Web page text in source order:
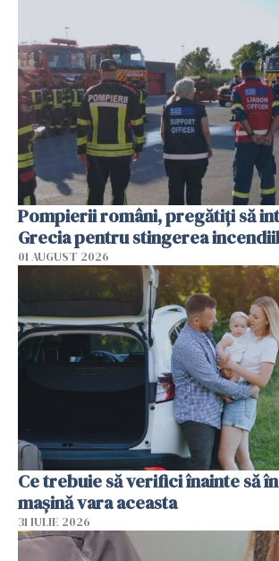
Pompierii români, pregătiţi să
Grecia pentru stingerea
01 AUGUST 2026
Ce trebuie să verifici înainte să
mașină vara aceasta
31 IULIE 2026